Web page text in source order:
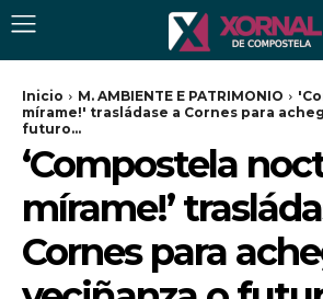
Inicio M. AMBIENTE E PATRIMONIO
mírame!' trasládase a Cornes para
futuro...
‘Compostela
mírame!’
Cornes para